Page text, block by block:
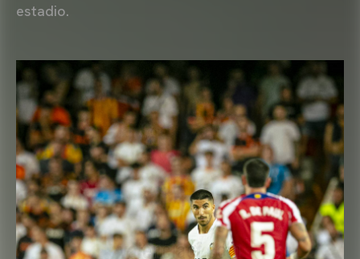
estadio.